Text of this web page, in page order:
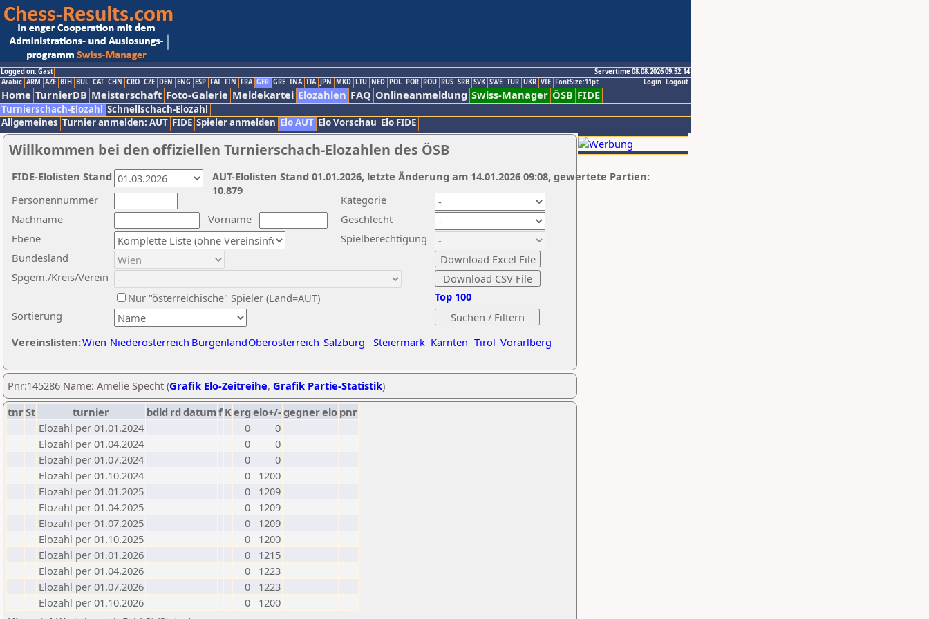
Logged on: Gast
Servertime 08.08.2026 09:52:14
Logout
Login
Arabic ARM AZE BIH BUL CAT CHN CRO CZE DEN ENG ESP FAI FIN FRA GER GRE INA ITA JPN MKD LTU NED POL POR ROU RUS SRB SVK SWE TUR UKR VIE FontSize:11pt
Home TurnierDB Meisterschaft Foto-Galerie Meldekartei Elozahlen FAQ Onlineanmeldung Swiss-Manager ÖSB FIDE
Turnierschach-Elozahl Schnellschach-Elozahl
Allgemeines Turnier anmelden: AUT FIDE Spieler anmelden Elo AUT Elo Vorschau Elo FIDE
Willkommen bei den offiziellen Turnierschach-Elozahlen des ÖSB
Nachname
Vorname
Ebene
Kategorie
Sortierung
Personennummer
Bundesland
Spgem./Kreis/Verein
Geschlecht
Nur "österreichische" Spieler (Land=AUT)
Spielberechtigung
Vereinslisten:Wien Niederösterreich BurgenlandOberösterreich Salzburg Steiermark Kärnten Tirol Vorarlberg
Top 100
AUT-Elolisten Stand 01.01.2026, letzte Änderung am 14.01.2026 09:08, gewertete Partien:
10.879
FIDE-Elolisten Stand
Pnr:145286 Name: Amelie Specht (Grafik Elo-Zeitreihe, Grafik Partie-Statistik)
tnrSt turnier bdld rd datumf Kerg elo+/-gegnerelo pnr
Elozahl per 01.01.2024
0
0
Elozahl per 01.04.2024
0
0
Elozahl per 01.07.2024
0
0
Elozahl per 01.10.2024
0
1200
Elozahl per 01.01.2025
0
1209
Elozahl per 01.04.2025
0
1209
Elozahl per 01.07.2025
0
1209
Elozahl per 01.10.2025
0
1200
Elozahl per 01.01.2026
0
1215
Elozahl per 01.04.2026
0
1223
Elozahl per 01.07.2026
0
1223
Elozahl per 01.10.2026
0
1200